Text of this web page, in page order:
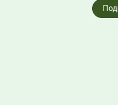
Получи
в Ачинском